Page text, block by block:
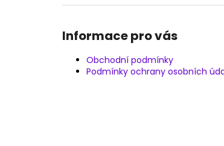
Informace pro vás
Obchodní podmínky
Podmínky ochrany osobních